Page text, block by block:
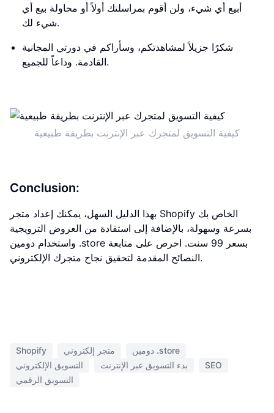
أبيع أي شيء، ولن أقوم بمراسلتك أولاً أو محاولة بيع أي
شيء لك.
شكرًا جزيلاً لمشاهدتكم، وسأراكم في دورتي المجانية
القادمة. وداعاً للجميع.
كيفية التسويق لمتجرك عبر الإنترنت بطريقة طبيعية
Conclusion:
بهذا الدليل السهل، يمكنك إعداد متجر Shopify الخاص بك
بسرعة وسهولة، بالإضافة إلى استفادة من العروض الترويجية
واستخدام دومين .store بسعر 99 سنت. احرص على متابعة
النصائح المقدمة لتحقيق نجاح متجرك الإلكتروني.
Shopify متجر إلكتروني
دومين .store
التسويق الإلكتروني
بدء التسويق عبر الإنترنت
SEO
التسويق الرقمي